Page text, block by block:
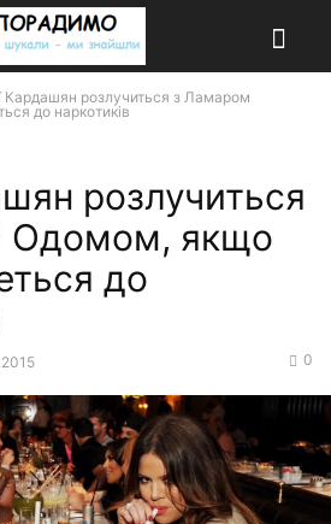
Кардашян розлучиться з Ламаром
до наркотиків
розлучиться
Одомом, якщо
до
0